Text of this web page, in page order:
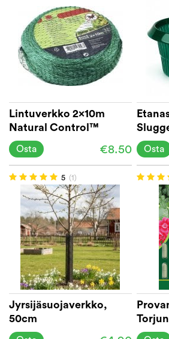
Lintuverkko 2x10m
Natural Control™
€8.50
Osta Osta
5 (1)
Jyrsijäsuojaverkko,
50cm